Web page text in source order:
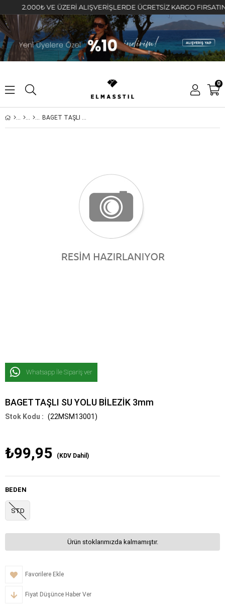
2.000₺ VE ÜZERİ ALIŞVERİŞLERDE ÜCRETSİZ KARGO FIRSATINI
0
BAGET TAŞLI SU YOLU BİLEZİK 3mm
Whatsapp İle Sipariş ver
BAGET TAŞLI SU YOLU BİLEZİK 3mm
(22MSM13001)
₺99,95 (KDV Dahil)
BEDEN
STD
Ürün stoklarımızda kalmamıştır.
Favorilere Ekle
Fiyat Düşünce Haber Ver